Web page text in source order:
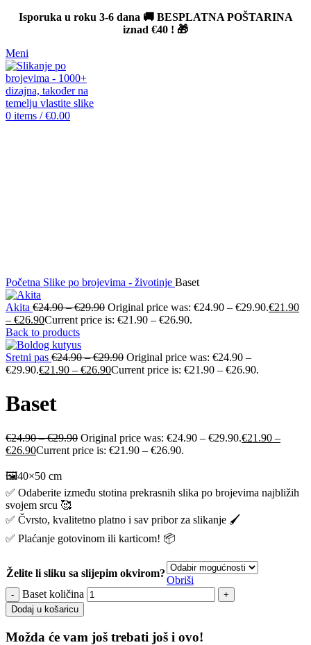
Isporuka u roku 3-6 dana 🚚 BESPLATNA POŠTARINA
iznad €40 ! 🎁
Meni
0 items / €0.00
Početna Slike po brojevima - životinje Baset
Akita €24.90–€29.90 Original price was: €24.90 – €29.90.€21.90
– €26.90Current price is: €21.90 – €26.90.
Back to products
Sretni pas €24.90–€29.90 Original price was: €24.90 –
€29.90.€21.90 – €26.90Current price is: €21.90 – €26.90.
Baset
€24.90–€29.90 Original price was: €24.90 – €29.90.€21.90 –
€26.90Current price is: €21.90 – €26.90.
🖼️40×50 cm
✅ Odaberite između stotina prekrasnih slika po brojevima najbližih
svojem srcu 🥰
✅ Čvrsto, kvalitetno platno i sav pribor za slikanje 🖌️
✅ Plaćanje gotovinom ili karticom! 📦
Želite li sliku sa slijepim okvirom?
Obriši
Baset količina
Dodaj u košaricu
Možda će vam još trebati još i ovo!